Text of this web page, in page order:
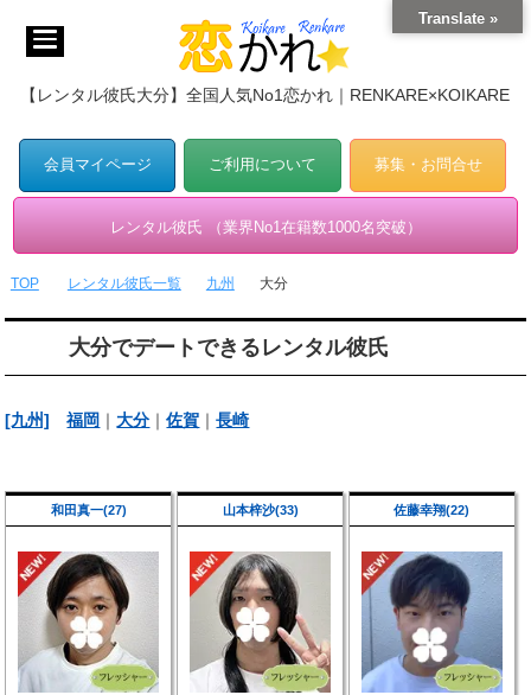
【レンタル彼氏大分】全国人気No1恋かれ｜RENKARE×KOIKARE
会員マイページ ご利用について 募集・お問合せ
レンタル彼氏 （業界No1在籍数1000名突破）
TOP レンタル彼氏一覧 九州 大分
大分でデートできるレンタル彼氏
[九州] 福岡 ｜大分 ｜佐賀 ｜長崎
和田真一(27) 山本梓沙(33) 佐藤幸翔(22)
Translate »